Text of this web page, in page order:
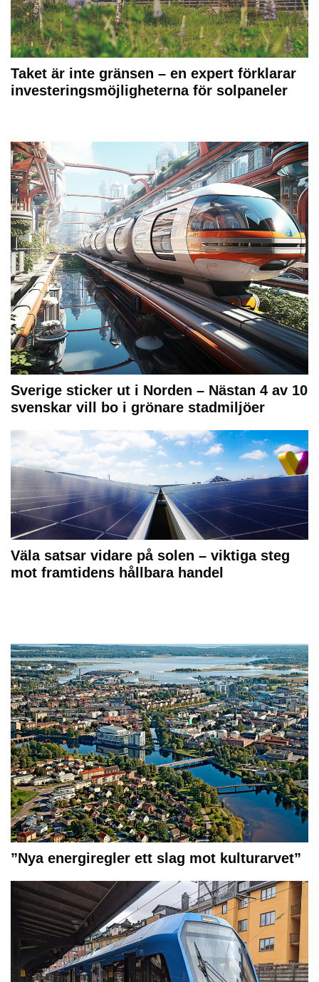
Taket är inte gränsen – en expert förklarar
investeringsmöjligheterna för solpaneler
Sverige sticker ut i Norden – Nästan 4 av 10
svenskar vill bo i grönare stadmiljöer
Väla satsar vidare på solen – viktiga steg
mot framtidens hållbara handel
”Nya energiregler ett slag mot kulturarvet”